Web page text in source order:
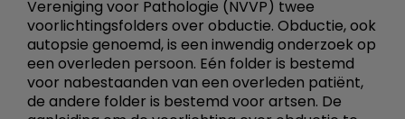
Vereniging voor Pathologie (NVVP) twee
voorlichtingsfolders over obductie. Obductie, ook
autopsie genoemd, is een inwendig onderzoek op
een overleden persoon. Eén folder is bestemd
voor nabestaanden van een overleden patiënt,
de andere folder is bestemd voor artsen. De